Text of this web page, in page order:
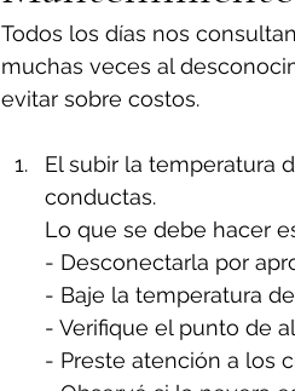
Todos los días nos
muchas veces al
evitar sobre costos.
El subir la temperatura
conductas.
Lo que se debe hacer
- Desconectarla por
- Baje la temperatura
- Verifique el punto de
- Preste atención a los